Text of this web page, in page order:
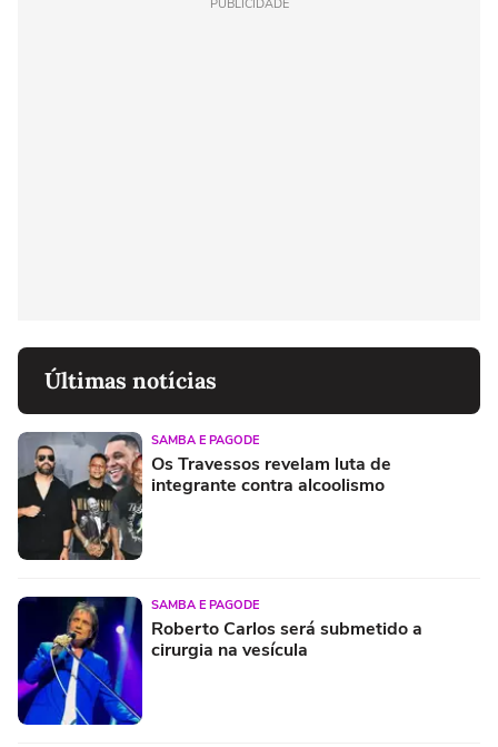
PUBLICIDADE
Últimas notícias
SAMBA E PAGODE
Os Travessos revelam luta de
integrante contra alcoolismo
SAMBA E PAGODE
Roberto Carlos será submetido a
cirurgia na vesícula